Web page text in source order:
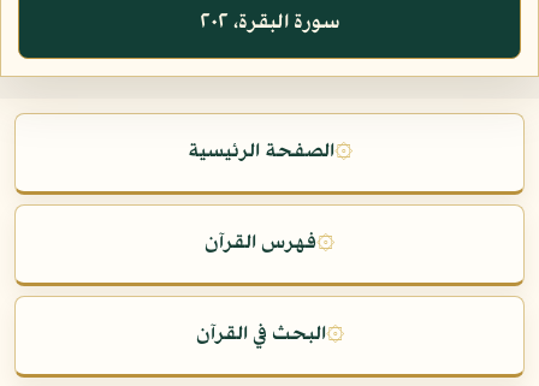
سورة البقرة، ٢٠٢
۞الصفحة الرئيسية
۞فهرس القرآن
۞البحث في القرآن